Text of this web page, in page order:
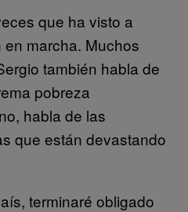
que ha visto a
marcha. Muchos
también habla de
pobreza
habla de las
que están devastando
terminaré obligado